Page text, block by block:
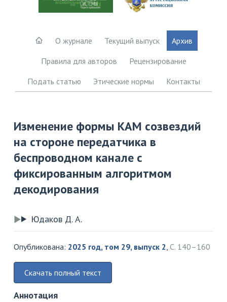
О журнале Текущий выпуск
Архив
Правила для авторов
Рецензирование
Подать статью
Этические нормы Контакты
Изменение формы КАМ созвездий
на стороне передатчика в
беспроводном канале с
фиксированным алгоритмом
декодирования
Юдаков Д. А.
Опубликована: 2025 год, том 29, выпуск 2, С. 140–160
Скачать полный текст
Аннотация